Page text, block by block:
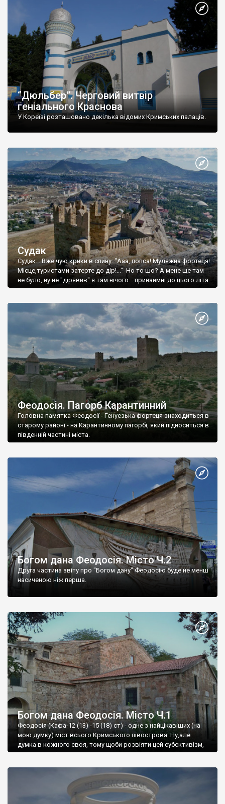
“Дюльбер”. Черговий витвір
геніального Краснова
У Кореїзі розташовано декілька відомих Кримських палаців.
Судак
Судак... Вже чую крики в спину: "Ааа, попса! Муляжна фортеця!
Місце,туристами затерте до дір!..." Но то шо? А мене ще там
не було, ну не "дірявив" я там нічого... принаймні до цього літа.
Феодосія. Пагорб Карантинний
Головна памятка Феодосії - Генуезька фортеця знаходиться в
старому районі - на Карантинному пагорбі, який підноситься в
південній частині міста.
Богом дана Феодосія. Місто Ч.2
Друга частина звіту про "Богом дану" Феодосію буде не менш
насиченою ніж перша.
Богом дана Феодосія. Місто Ч.1
Феодосія (Кафа-12 (13) -15 (18) ст) - одне з найцікавіших (на
мою думку) міст всього Кримського півострова .Ну,але
думка в кожного своя, тому щоби розвіяти цей субєктивізм,
запрошую відвідати це